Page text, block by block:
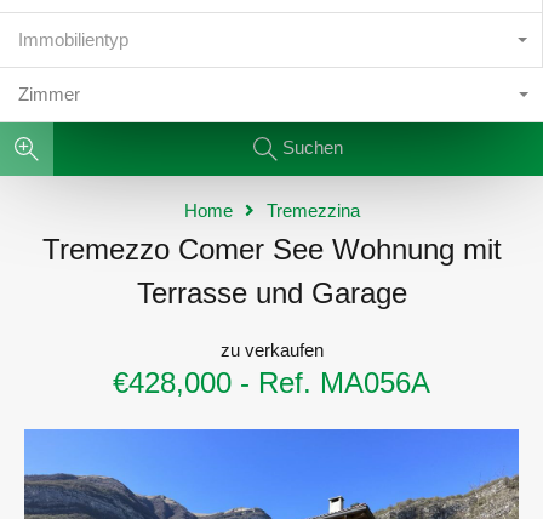
Immobilientyp
Zimmer
Suchen
Home Tremezzina
Tremezzo Comer See Wohnung mit
Terrasse und Garage
zu verkaufen
€428,000 - Ref. MA056A